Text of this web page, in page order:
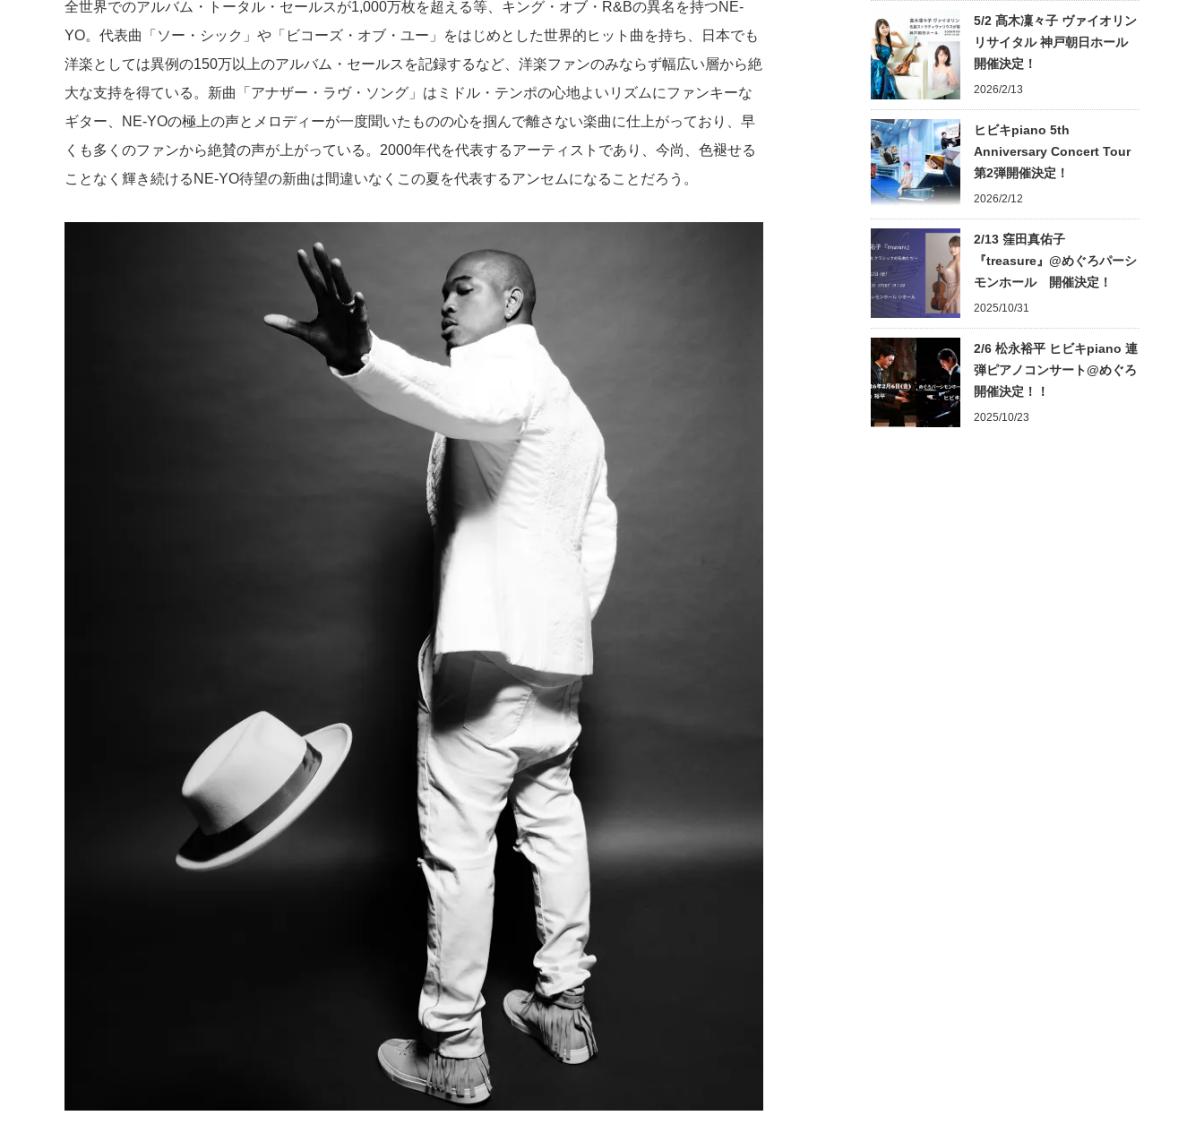
全世界でのアルバム・トータル・セールスが1,000万枚を超える等、キング・オブ・R&Bの異名を持つNE-
YO。代表曲「ソー・シック」や「ビコーズ・オブ・ユー」をはじめとした世界的ヒット曲を持ち、日本でも
洋楽としては異例の150万以上のアルバム・セールスを記録するなど、洋楽ファンのみならず幅広い層から絶
大な支持を得ている。新曲「アナザー・ラヴ・ソング」はミドル・テンポの心地よいリズムにファンキーな
ギター、NE-YOの極上の声とメロディーが一度聞いたものの心を掴んで離さない楽曲に仕上がっており、早
くも多くのファンから絶賛の声が上がっている。2000年代を代表するアーティストであり、今尚、色褪せる
ことなく輝き続けるNE-YO待望の新曲は間違いなくこの夏を代表するアンセムになることだろう。
5/2 髙木凜々子 ヴァイオリン
リサイタル 神戸朝日ホール
開催決定！
2026/2/13
ヒビキpiano 5th
Anniversary Concert Tour
第2弾開催決定！
2026/2/12
2/13 窪田真佑子
『treasure』@めぐろパーシ
モンホール 開催決定！
2025/10/31
2/6 松永裕平 ヒビキpiano 連
弾ピアノコンサート@めぐろ
開催決定！！
2025/10/23